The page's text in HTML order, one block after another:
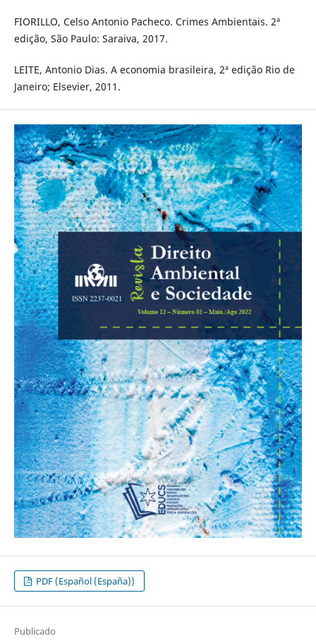
FIORILLO, Celso Antonio Pacheco. Crimes Ambientais. 2ª
edição, São Paulo: Saraiva, 2017.
LEITE, Antonio Dias. A economia brasileira, 2ª edição Rio de
Janeiro; Elsevier, 2011.
PDF (Español (España))
Publicado